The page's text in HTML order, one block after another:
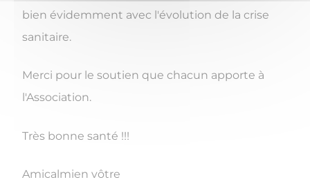
bien évidemment avec l'évolution de la crise
sanitaire.
Merci pour le soutien que chacun apporte à
l'Association.
Très bonne santé !!!
Amicalmien vôtre